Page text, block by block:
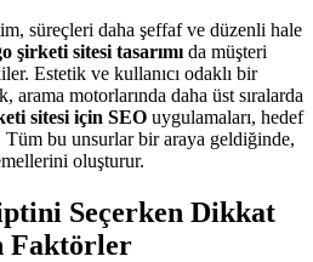
süreçleri daha şeffaf ve düzenli hale
şirketi sitesi tasarımı da müşteri
Estetik ve kullanıcı odaklı bir
arama motorlarında daha üst sıralarda
sitesi için SEO uygulamaları, hedef
Tüm bu unsurlar bir araya geldiğinde,
oluşturur.
Seçerken Dikkat
Faktörler